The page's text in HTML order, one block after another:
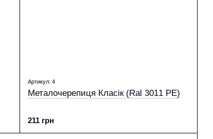
Артикул: 4
Металочерепиця Класік (Ral 3011 PE)
211 грн